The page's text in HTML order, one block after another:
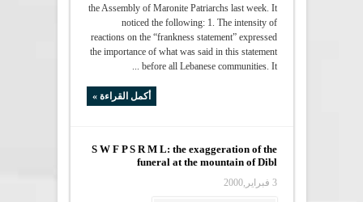
the Assembly of Maronite Patriarchs last week. It
noticed the following: 1. The intensity of
reactions on the “frankness statement” expressed
the importance of what was said in this statement
before all Lebanese communities. It ...
أكمل القراءة »
S W F P S R M L: the exaggeration of the
funeral at the mountain of Dibl
3 فبراير,2000